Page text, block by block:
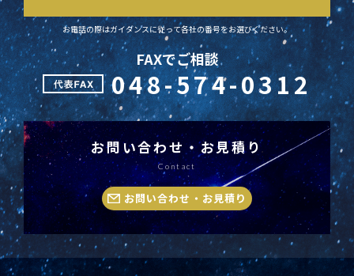
お電話の際はガイダンスに従って各社の番号をお選びください。
FAXでご相談
048-574-0312
お問い合わせ・お見積り
Contact
お問い合わせ・お見積り